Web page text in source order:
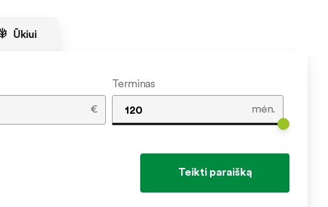
Ūkiui
€
Terminas
mėn.